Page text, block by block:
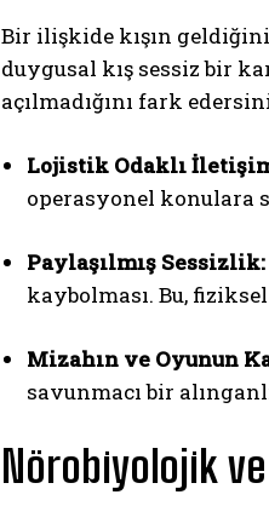
Gizlilik
Bir ilişkide kışın
duygusal kış sessiz bir
açılmadığını fark
Lojistik Odaklı
operasyonel konulara
Paylaşılmış Sessizlik:
kaybolması. Bu,
Mizahın ve Oyunun
savunmacı bir
Nörobiyolojik